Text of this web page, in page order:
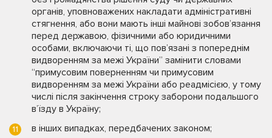
органів, уповноважених накладати адміністративні
стягнення, або вони мають інші майнові зобов’язання
перед державою, фізичними або юридичними
особами, включаючи ті, що пов’язані з попереднім
видворенням за межі України” замінити словами
“примусовим поверненням чи примусовим
видворенням за межі України або реадмісією, у тому
числі після закінчення строку заборони подальшого
в’їзду в Україну;
в інших випадках, передбачених законом;